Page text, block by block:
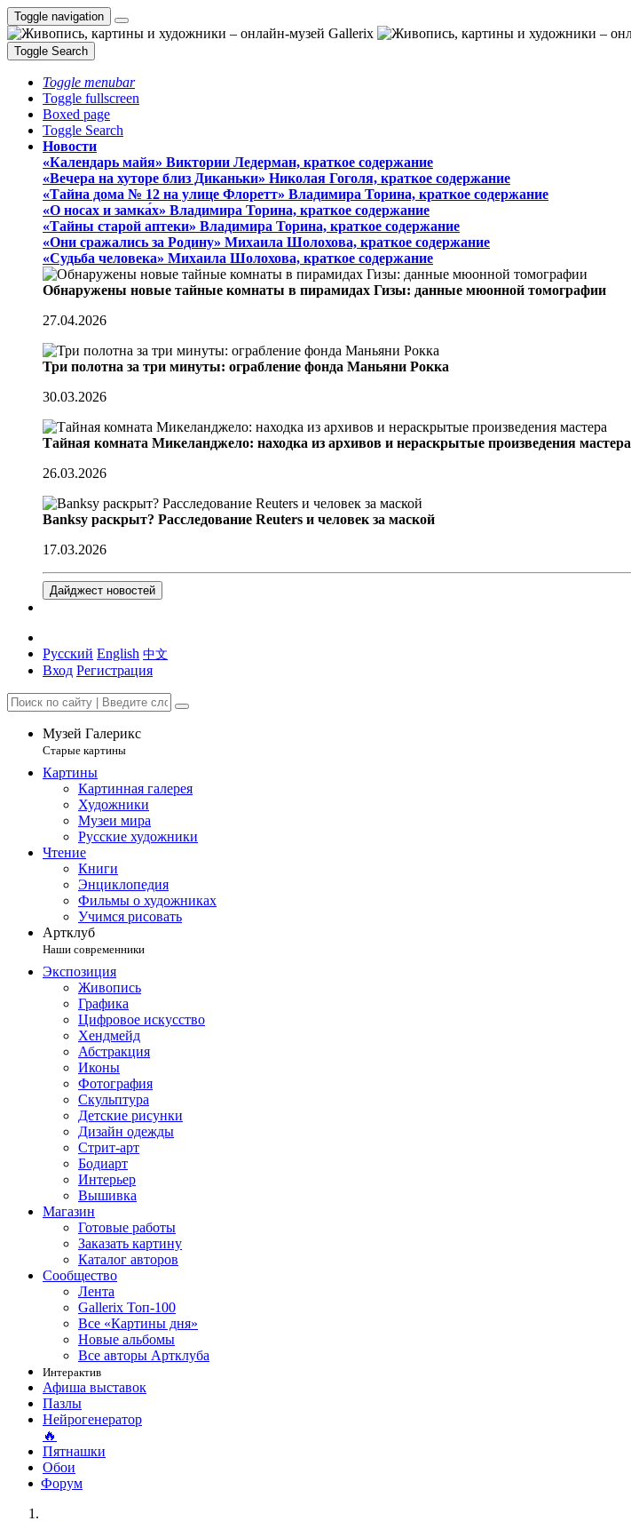
Toggle navigation
Toggle Search
Toggle menubar
Toggle fullscreen
Boxed page
Toggle Search
Новости
«Календарь майя» Виктории Ледерман, краткое содержание
«Вечера на хуторе близ Диканьки» Николая Гоголя, краткое содержание
«Тайна дома № 12 на улице Флоретт» Владимира Торина, краткое содержание
«О носах и замка́х» Владимира Торина, краткое содержание
«Тайны старой аптеки» Владимира Торина, краткое содержание
«Они сражались за Родину» Михаила Шолохова, краткое содержание
«Судьба человека» Михаила Шолохова, краткое содержание
Обнаружены новые тайные комнаты в пирамидах Гизы: данные мюонной томографии
27.04.2026
Три полотна за три минуты: ограбление фонда Маньяни Рокка
30.03.2026
Тайная комната Микеланджело: находка из архивов и нераскрытые произведения мастера
26.03.2026
Banksy раскрыт? Расследование Reuters и человек за маской
17.03.2026
Дайджест новостей
Русский English 中文
Вход Регистрация
Музей Галерикс
Старые картины
Картины
Картинная галерея
Художники
Музеи мира
Русские художники
Чтение
Книги
Энциклопедия
Фильмы о художниках
Учимся рисовать
Артклуб
Наши современники
Экспозиция
Живопись
Графика
Цифровое искусство
Хендмейд
Абстракция
Иконы
Фотография
Скульптура
Детские рисунки
Дизайн одежды
Стрит-арт
Бодиарт
Интерьер
Вышивка
Магазин
Готовые работы
Заказать картину
Каталог авторов
Сообщество
Лента
Gallerix Топ-100
Все «Картины дня»
Новые альбомы
Все авторы Артклуба
Интерактив
Афиша выставок
Пазлы
Нейрогенератор
🔥
Пятнашки
Обои
Форум